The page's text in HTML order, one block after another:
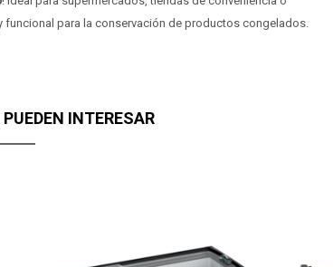
para la conservación de productos congelados.
INTERESAR